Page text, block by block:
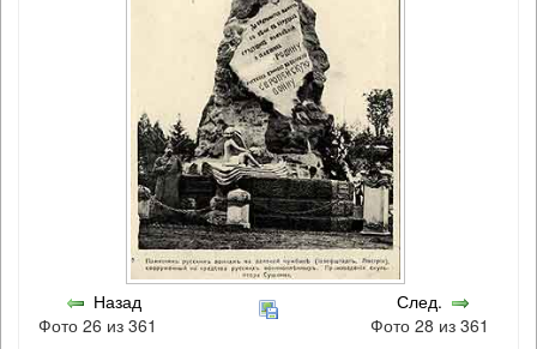
Назад
Фото 26 из 361
След.
Фото 28 из 361